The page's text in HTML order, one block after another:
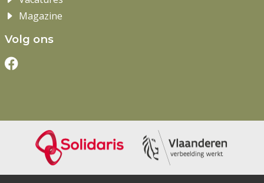
Magazine
Volg ons